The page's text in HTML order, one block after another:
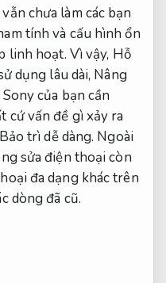
chưa làm các bạn
tính và cấu hình ổn
linh hoạt. Vì vậy, Hỗ
dụng lâu dài, Nâng
của bạn cần
cứ vấn đề gì xảy ra
Bảo trì dễ dàng. Ngoài
sửa điện thoại còn
đa dạng khác trên
dòng đã cũ.